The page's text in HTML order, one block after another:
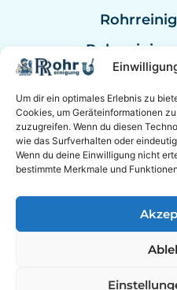
Um dir ein optimales Erlebnis zu
Cookies, um Geräteinformationen
zuzugreifen. Wenn du diesen
wie das Surfverhalten oder
Wenn du deine Einwilligung nicht
bestimmte Merkmale und
© 2026 Experten für
Berater
EXPERTEN